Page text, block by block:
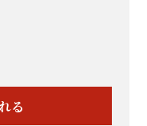
る
トへ進む